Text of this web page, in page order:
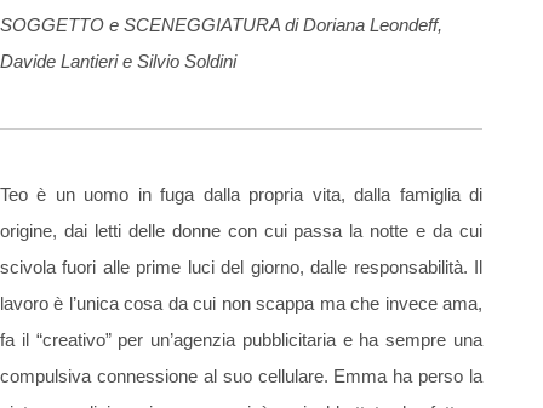
SOGGETTO e SCENEGGIATURA di Doriana Leondeff,
Davide Lantieri e Silvio Soldini
Teo è un uomo in fuga dalla propria vita, dalla famiglia di
origine, dai letti delle donne con cui passa la notte e da cui
scivola fuori alle prime luci del giorno, dalle responsabilità. Il
lavoro è l’unica cosa da cui non scappa ma che invece ama,
fa il “creativo” per un’agenzia pubblicitaria e ha sempre una
compulsiva connessione al suo cellulare. Emma ha perso la